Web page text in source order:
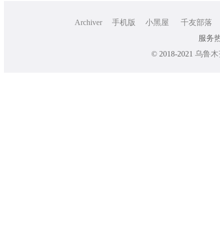
Archiver 手机版 小黑屋
千友部落
服务
© 2018-2021 乌鲁